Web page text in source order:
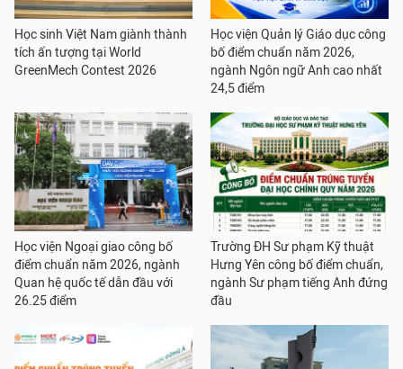
Học sinh Việt Nam giành thành
tích ấn tượng tại World
GreenMech Contest 2026
Học viện Quản lý Giáo dục công
bố điểm chuẩn năm 2026,
ngành Ngôn ngữ Anh cao nhất
24,5 điểm
Học viện Ngoại giao công bố
điểm chuẩn năm 2026, ngành
Quan hệ quốc tế dẫn đầu với
26.25 điểm
Trường ĐH Sư phạm Kỹ thuật
Hưng Yên công bố điểm chuẩn,
ngành Sư phạm tiếng Anh đứng
đầu